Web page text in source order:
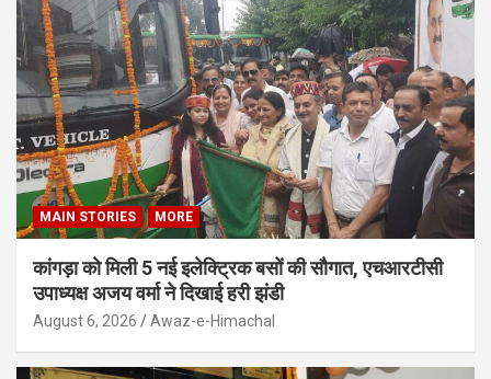
MAIN STORIES MORE
कांगड़ा को मिली 5 नई इलेक्ट्रिक बसों की सौगात, एचआरटीसी
उपाध्यक्ष अजय वर्मा ने दिखाई हरी झंडी
August 6, 2026 Awaz-e-Himachal